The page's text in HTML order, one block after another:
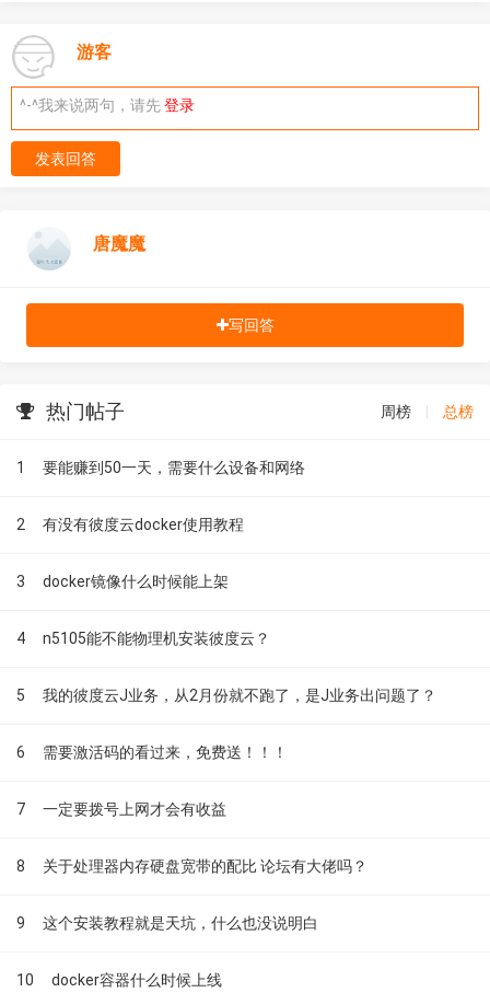
游客
^-^我来说两句，请先登录
发表回答
唐魔魔
写回答
热门帖子 周榜 总榜
1 要能赚到50一天，需要什么设备和网络
2 有没有彼度云docker使用教程
3 docker镜像什么时候能上架
4 n5105能不能物理机安装彼度云？
5 我的彼度云J业务，从2月份就不跑了，是J业务出问题了？
6 需要激活码的看过来，免费送！！！
7 一定要拨号上网才会有收益
8 关于处理器内存硬盘宽带的配比 论坛有大佬吗？
9 这个安装教程就是天坑，什么也没说明白
10 docker容器什么时候上线